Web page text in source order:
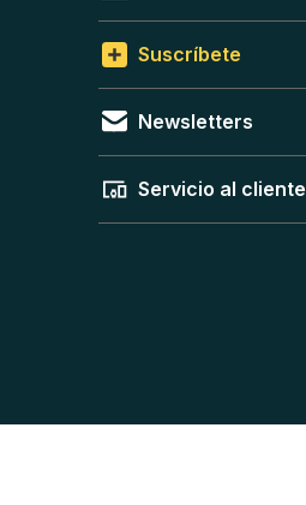
Suscríbete
Newsletters
Servicio al cliente